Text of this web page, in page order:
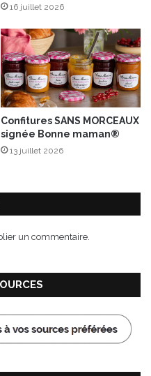
16 juillet 2026
Confitures SANS MORCEAUX
signée Bonne maman®
13 juillet 2026
un commentaire.